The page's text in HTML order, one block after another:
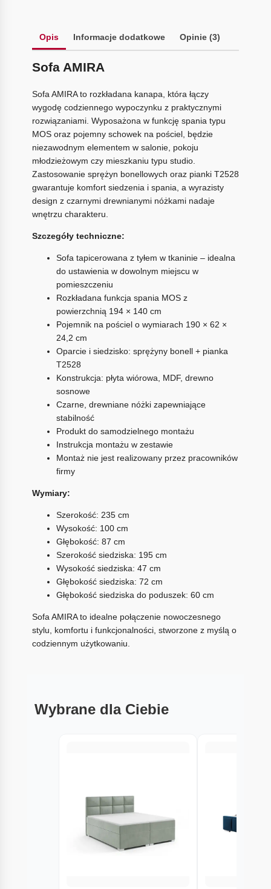
Opis Informacje dodatkowe Opinie (3)
Sofa AMIRA
Sofa AMIRA to rozkładana kanapa, która łączy
wygodę codziennego wypoczynku z praktycznymi
rozwiązaniami. Wyposażona w funkcję spania typu
MOS oraz pojemny schowek na pościel, będzie
niezawodnym elementem w salonie, pokoju
młodzieżowym czy mieszkaniu typu studio.
Zastosowanie sprężyn bonellowych oraz pianki T2528
gwarantuje komfort siedzenia i spania, a wyrazisty
design z czarnymi drewnianymi nóżkami nadaje
wnętrzu charakteru.
Szczegóły techniczne:
Sofa tapicerowana z tyłem w tkaninie – idealna
do ustawienia w dowolnym miejscu w
pomieszczeniu
Rozkładana funkcja spania MOS z
powierzchnią 194 × 140 cm
Pojemnik na pościel o wymiarach 190 × 62 ×
24,2 cm
Oparcie i siedzisko: sprężyny bonell + pianka
T2528
Konstrukcja: płyta wiórowa, MDF, drewno
sosnowe
Czarne, drewniane nóżki zapewniające
stabilność
Produkt do samodzielnego montażu
Instrukcja montażu w zestawie
Montaż nie jest realizowany przez pracowników
firmy
Wymiary:
Szerokość: 235 cm
Wysokość: 100 cm
Głębokość: 87 cm
Szerokość siedziska: 195 cm
Wysokość siedziska: 47 cm
Głębokość siedziska: 72 cm
Głębokość siedziska do poduszek: 60 cm
Sofa AMIRA to idealne połączenie nowoczesnego
stylu, komfortu i funkcjonalności, stworzone z myślą o
codziennym użytkowaniu.
Wybrane dla Ciebie